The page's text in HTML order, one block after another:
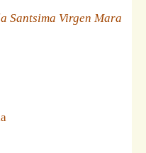
Santsima Virgen Mara